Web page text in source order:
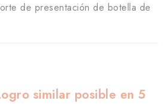
de presentación de botella de
similar posible en 5